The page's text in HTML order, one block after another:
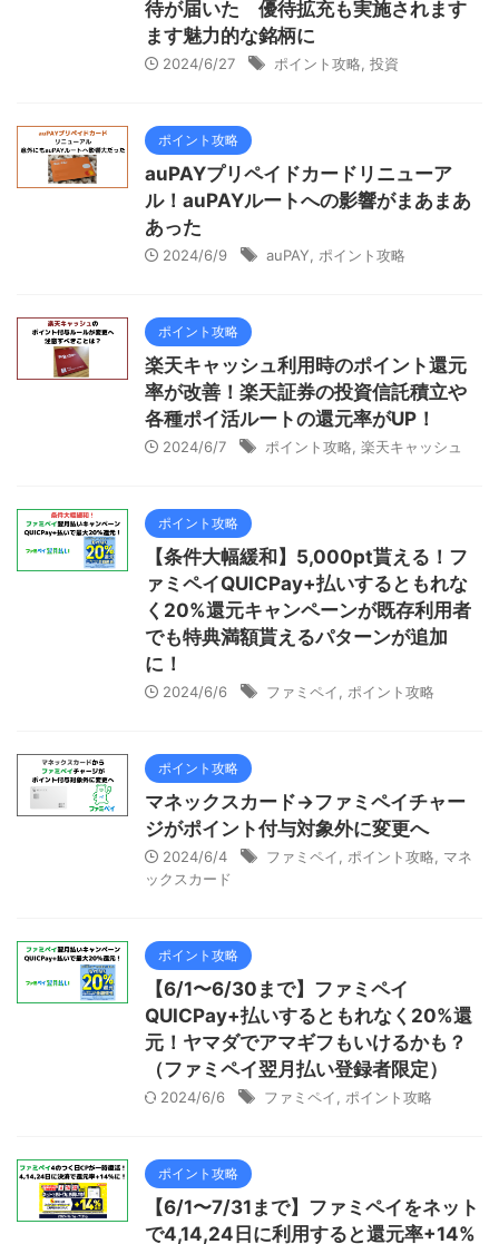
待が届いた 優待拡充も実施されます
ます魅力的な銘柄に
2024/6/27 ポイント攻略 投資
ポイント攻略
auPAYプリペイドカードリニューア
ル！auPAYルートへの影響がまあまあ
あった
2024/6/9 auPAY ポイント攻略
ポイント攻略
楽天キャッシュ利用時のポイント還元
率が改善！楽天証券の投資信託積立や
各種ポイ活ルートの還元率がUP！
2024/6/7 ポイント攻略 楽天キャッシュ
ポイント攻略
【条件大幅緩和】5,000pt貰える！フ
ァミペイQUICPay+払いするともれな
く20%還元キャンペーンが既存利用者
でも特典満額貰えるパターンが追加
に！
2024/6/6 ファミペイ ポイント攻略
ポイント攻略
マネックスカード→ファミペイチャー
ジがポイント付与対象外に変更へ
2024/6/4 ファミペイ ポイント攻略
マネ
ックスカード
ポイント攻略
【6/1〜6/30まで】ファミペイ
QUICPay+払いするともれなく20%還
元！ヤマダでアマギフもいけるかも？
（ファミペイ翌月払い登録者限定）
2024/6/6 ファミペイ ポイント攻略
ポイント攻略
【6/1〜7/31まで】ファミペイをネット
で4,14,24日に利用すると還元率+14%